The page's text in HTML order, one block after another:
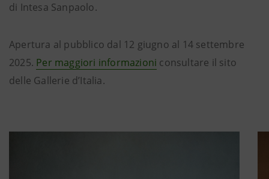
di Intesa Sanpaolo.
Apertura al pubblico dal 12 giugno al 14 settembre
2025. Per maggiori informazioni consultare il sito
delle Gallerie d’Italia.